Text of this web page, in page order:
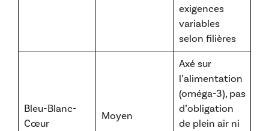
exigences
variables
selon filières
Bleu-Blanc-
Cœur
Moyen
Axé sur
l’alimentation
(oméga-3), pas
d’obligation
de plein air ni